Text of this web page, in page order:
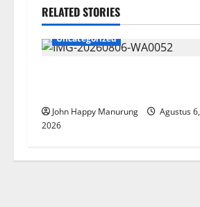
RELATED STORIES
Uncategorized
John Happy Manurung
Agustus 6,
2026